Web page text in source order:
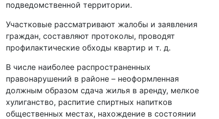
подведомственной территории.
Участковые рассматривают жалобы и заявления
граждан, составляют протоколы, проводят
профилактические обходы квартир и т. д.
В числе наиболее распространенных
правонарушений в районе – неоформленная
должным образом сдача жилья в аренду, мелкое
хулиганство, распитие спиртных напитков
общественных местах, нахождение в состоянии